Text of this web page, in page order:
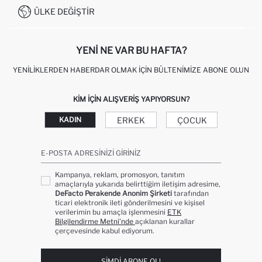
KAMPANYALAR
0850 333 22 86
ÜLKE DEĞIŞTIR
YENI NE VAR BU HAFTA?
YENILIKLERDEN HABERDAR OLMAK İÇIN BÜLTENIMIZE ABONE OLUN
KIM IÇIN ALIŞVERIŞ YAPIYORSUN?
KADIN ERKEK ÇOCUK
E-POSTA ADRESINIZI GIRINIZ
Kampanya, reklam, promosyon, tanıtım
amaçlarıyla yukarıda belirttiğim iletişim adresime,
DeFacto Perakende Anonim Şirketi tarafından
ticari elektronik ileti gönderilmesini ve kişisel
verilerimin bu amaçla işlenmesini ETK
Bilgilendirme Metni’nde açıklanan kurallar
çerçevesinde kabul ediyorum.